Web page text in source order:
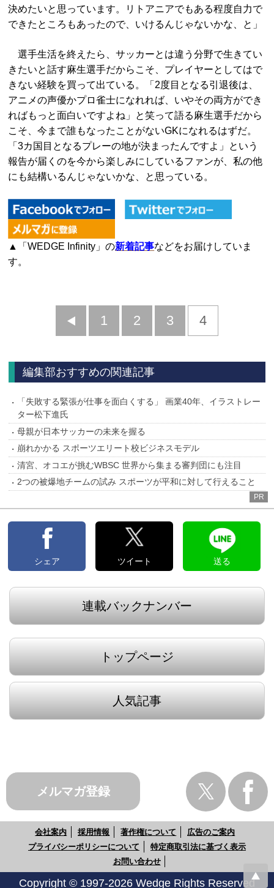
決めたいと思っています。リトアニアでもある程度自力で
できたところもあったので、いけるんじゃないかな、と」
選手生活を終えたら、サッカーとは違う分野で生きてい
きたいと話す麻生選手だからこそ、プレイヤーとしてはで
きない経験を買って出ている。「2度目となる引退後は、
アニメの声優かプロ雀士になれれば、いやその両方ができ
ればもっと面白いですよね」と笑って語る麻生選手だから
こそ、今まで誰もなったことがないGKになれるはずだ。
「3カ国目となるプレーの地が決まったんですよ」という
報告が届くのを今から楽しみにしているファンが、私の他
にも結構いるんじゃないかな、と思っている。
▲「WEDGE Infinity」の新着記事などをお届けしていま
す。
前
1 2 3 4
編集部おすすめの関連記事
「失敗する緊張が仕事を面白くする」 画業40年、イラストレー
ター松下進氏
母親が日本サッカーの未来を握る
崩れかかる スポーツエリート校ビジネスモデル
清宮、オコエが挑むWBSC 世界から集まる審判団にも注目
2つの被爆地チームの試み スポーツが平和に対して行えること
PR
シェア ツイート 送る
連載バックナンバー
トップページ
人気記事
メルマガ登録
会社案内 採用情報 著作権について
広告のご案内
プライバシーポリシーについて
特定商取引法に基づく表示
お問い合わせ
Copyright © 1997-2026 Wedge Rights Reserved